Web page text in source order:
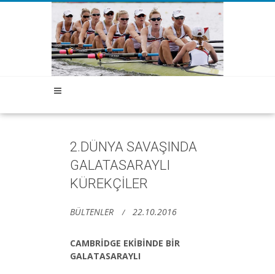
2.DÜNYA SAVAŞINDA
GALATASARAYLI
KÜREKÇİLER
BÜLTENLER 22.10.2016
CAMBRİDGE EKİBİNDE BİR
GALATASARAYLI